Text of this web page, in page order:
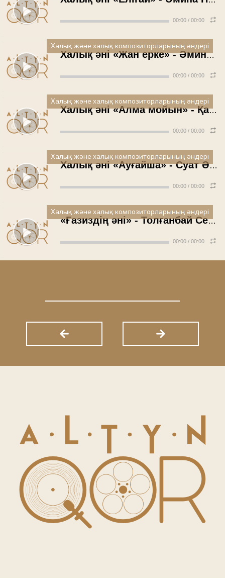
00:00 / 00:00
Халық әні «Жан ерке» - Әмина Нұғыманова
00:00 / 00:00
Халық және халық композиторларының әндері
Халық әні «Алма мойын» - Қайрат Қамидолдин
00:00 / 00:00
Халық және халық композиторларының әндері
Халық әні «Ауғайша» - Суат Әбусейітов
00:00 / 00:00
Халық және халық композиторларының әндері
«Ғазиздің әні» - Толғанбай Сембаев
00:00 / 00:00
Халық және халық композиторларының әндері